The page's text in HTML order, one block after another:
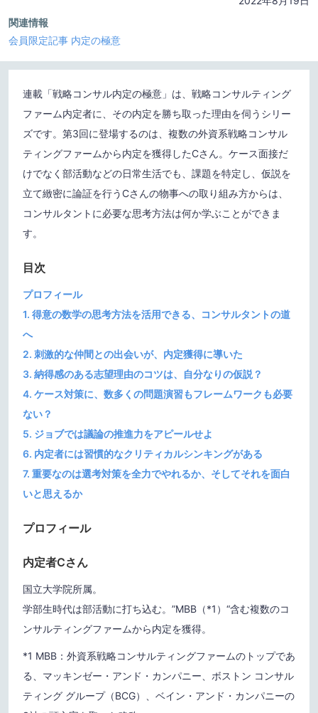
関連情報
会員限定記事 内定の極意
連載「戦略コンサル内定の極意」は、戦略コンサルティング
ファーム内定者に、その内定を勝ち取った理由を伺うシリー
ズです。第3回に登場するのは、複数の外資系戦略コンサル
ティングファームから内定を獲得したCさん。ケース面接だ
けでなく部活動などの日常生活でも、課題を特定し、仮説を
立て緻密に論証を行うCさんの物事への取り組み方からは、
コンサルタントに必要な思考方法は何か学ぶことができま
す。
目次
プロフィール
1. 得意の数学の思考方法を活用できる、コンサルタントの道
へ
2. 刺激的な仲間との出会いが、内定獲得に導いた
3. 納得感のある志望理由のコツは、自分なりの仮説？
4. ケース対策に、数多くの問題演習もフレームワークも必要
ない？
5. ジョブでは議論の推進力をアピールせよ
6. 内定者には習慣的なクリティカルシンキングがある
7. 重要なのは選考対策を全力でやれるか、そしてそれを面白
いと思えるか
プロフィール
内定者Cさん
国立大学院所属。
学部生時代は部活動に打ち込む。”MBB（*1）“含む複数のコ
ンサルティングファームから内定を獲得。
*1 MBB：外資系戦略コンサルティングファームのトップであ
る、マッキンゼー・アンド・カンパニー、ボストン コンサル
ティング グループ（BCG）、ベイン・アンド・カンパニーの